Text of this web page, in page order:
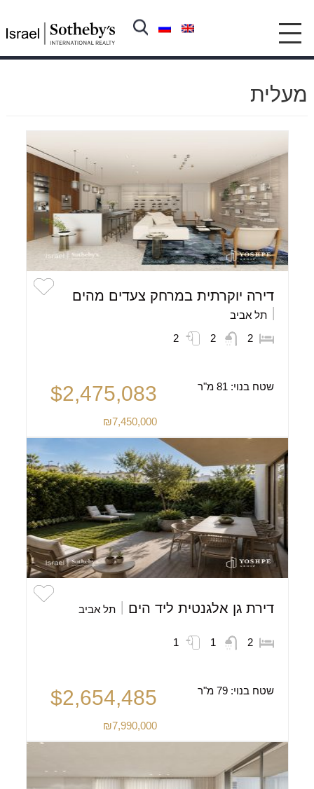
עמוד הבית ❯ נכסים מעלית
מעלית
דירה יוקרתית במרחק צעדים מהים
תל אביב
2
2
2
שטח בנוי: 81 מ"ר $2,475,083
₪7,450,000
דירת גן אלגנטית ליד הים תל אביב
2
1
1
שטח בנוי:79 מ"ר $2,654,485
₪7,990,000